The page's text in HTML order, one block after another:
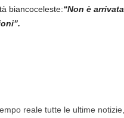
biancoceleste:“Non è arrivata
reale tutte le ultime notizie,